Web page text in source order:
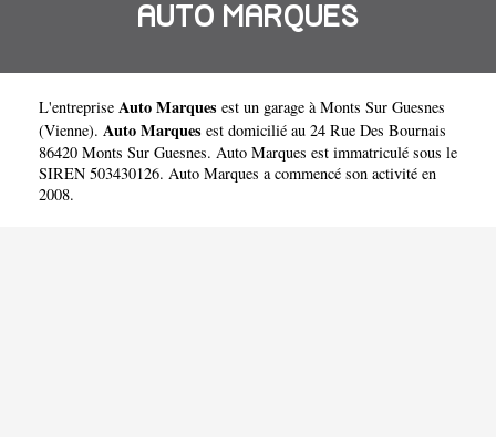
AUTO MARQUES
L'entreprise Auto Marques est un garage à Monts Sur Guesnes
(Vienne). Auto Marques est domicilié au 24 Rue Des Bournais
86420 Monts Sur Guesnes. Auto Marques est immatriculé sous le
SIREN 503430126. Auto Marques a commencé son activité en
2008.